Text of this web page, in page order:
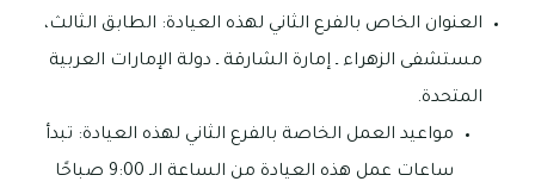
العنوان الخاص بالفرع الثاني لهذه العيادة: الطابق الثالث،
مستشفى الزهراء ـ إمارة الشارقة ـ دولة الإمارات العربية
المتحدة.
مواعيد العمل الخاصة بالفرع الثاني لهذه العيادة: تبدأ
ساعات عمل هذه العيادة من الساعة الـ 9:00 صباحًا